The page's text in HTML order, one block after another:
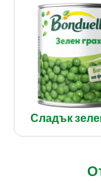
Сладък